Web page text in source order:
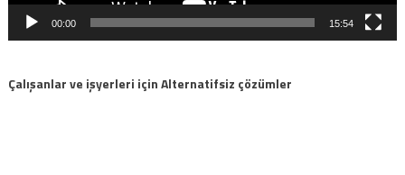
00:00 15:54
Çalışanlar ve işyerleri için Alternatifsiz çözümler